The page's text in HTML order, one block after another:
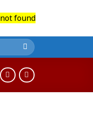
not found